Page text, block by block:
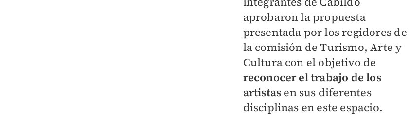
aprobaron la propuesta
presentada por los regidores de
la comisión de Turismo, Arte y
Cultura con el objetivo de
reconocer el trabajo de los
artistas en sus diferentes
disciplinas en este espacio.